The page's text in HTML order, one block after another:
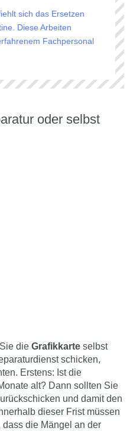
sich das Ersetzen
Diese Arbeiten
Fachpersonal
oder selbst
die Grafikkarte selbst
schicken,
Erstens: Ist die
alt? Dann sollten Sie
und damit den
dieser Frist müssen
dass die Mängel an der